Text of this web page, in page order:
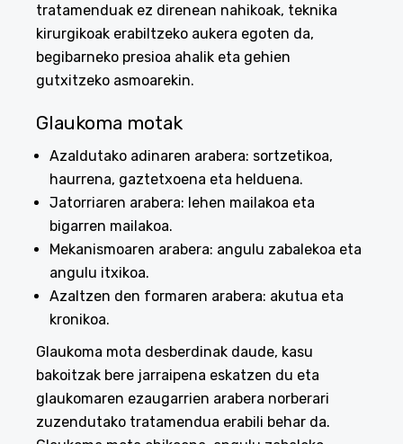
tratamenduak ez direnean nahikoak, teknika
kirurgikoak erabiltzeko aukera egoten da,
begibarneko presioa ahalik eta gehien
gutxitzeko asmoarekin.
Glaukoma motak
Azaldutako adinaren arabera: sortzetikoa,
haurrena, gaztetxoena eta helduena.
Jatorriaren arabera: lehen mailakoa eta
bigarren mailakoa.
Mekanismoaren arabera: angulu zabalekoa eta
angulu itxikoa.
Azaltzen den formaren arabera: akutua eta
kronikoa.
Glaukoma mota desberdinak daude, kasu
bakoitzak bere jarraipena eskatzen du eta
glaukomaren ezaugarrien arabera norberari
zuzendutako tratamendua erabili behar da.